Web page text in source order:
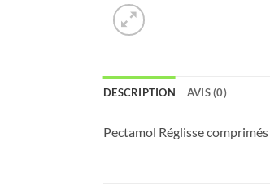
DESCRIPTION AVIS (0)
Pectamol Réglisse